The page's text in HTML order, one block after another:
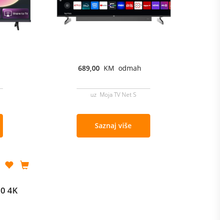
689,00 KM odmah
uz Moja TV Net S
Saznaj više
4K